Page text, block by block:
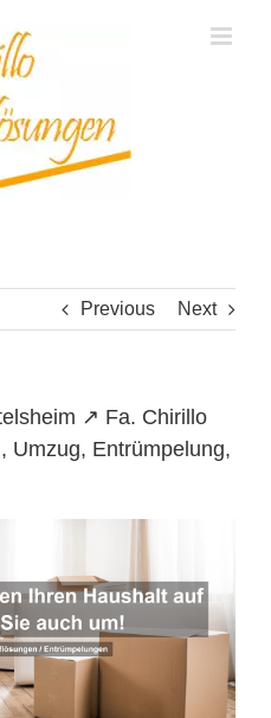
Previous Next
↗️ Fa. Chirillo
Umzug, Entrümpelung,